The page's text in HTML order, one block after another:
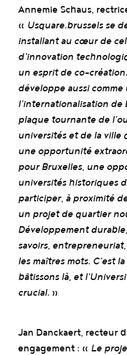
Annemie Schaus,
« Usquare.brussels se
installant au cœur de
d’innovation
un esprit de co-
développe aussi
l’internationalisation de
plaque tournante de
universités et de la ville
une opportunité
pour Bruxelles, une
universités historiques
participer, à proximité
un projet de quartier
Développement
savoirs,
les maîtres mots. C’est
bâtissons là, et
crucial. »
Jan Danckaert, recteur
engagement : « Le